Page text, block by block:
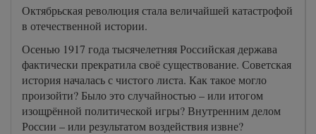
Октябрьская революция стала величайшей катастрофой
в отечественной истории.
Осенью 1917 года тысячелетняя Российская держава
фактически прекратила своё существование. Советская
история началась с чистого листа. Как такое могло
произойти? Было это случайностью – или итогом
изощрённой политической игры? Внутренним делом
России – или результатом воздействия извне?